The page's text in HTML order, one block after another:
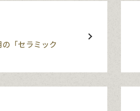
の「セラミック